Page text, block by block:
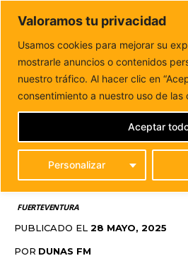
Valoramos tu privacidad
Usamos cookies para mejorar su
mostrarle anuncios o contenidos
nuestro tráfico. Al hacer clic en
consentimiento a nuestro uso de las
Personalizar
Aceptar
DUNAS FM
Tu informacion de
Inicio FUERTEVENTURA
La Oliva
primeros auxilios en la isla de...
LA OLIVA
PUESTO DE
AUXILIOS EN
LOBOS
FUERTEVENTURA
PUBLICADO EL 28 MAYO, 2025
POR DUNAS FM